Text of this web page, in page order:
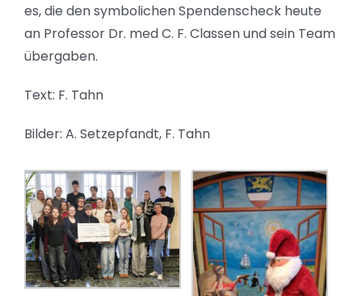
es, die den symbolichen Spendenscheck heute
an Professor Dr. med C. F. Classen und sein Team
übergaben.
Text: F. Tahn
Bilder: A. Setzepfandt, F. Tahn